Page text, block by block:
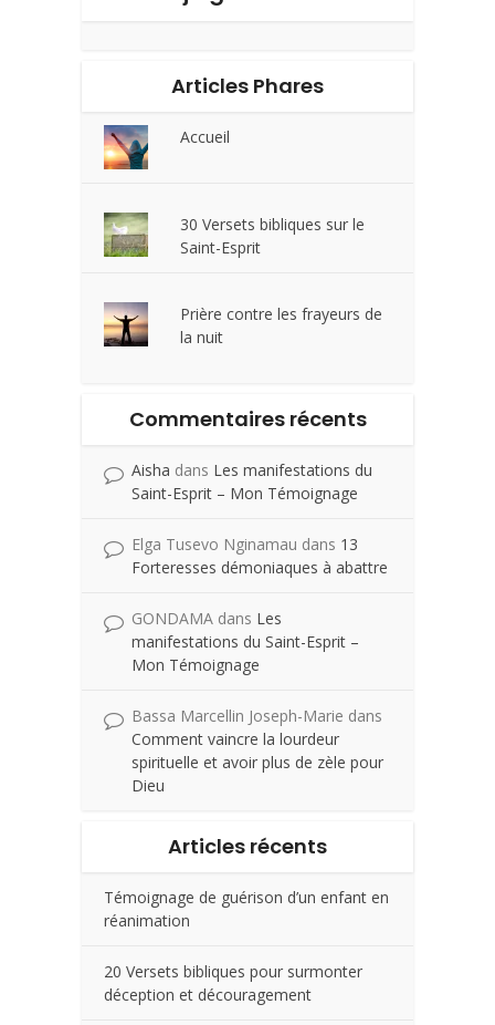
Articles Phares
Accueil
30 Versets bibliques sur le
Saint-Esprit
Prière contre les frayeurs de
la nuit
Commentaires récents
Aisha dans Les manifestations du
Saint-Esprit – Mon Témoignage
Elga Tusevo Nginamau dans 13
Forteresses démoniaques à abattre
GONDAMA dans Les
manifestations du Saint-Esprit –
Mon Témoignage
Bassa Marcellin Joseph-Marie dans
Comment vaincre la lourdeur
spirituelle et avoir plus de zèle pour
Dieu
Articles récents
Témoignage de guérison d’un enfant en
réanimation
20 Versets bibliques pour surmonter
déception et découragement